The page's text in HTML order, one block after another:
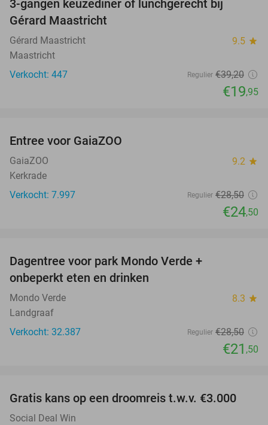
3-gangen keuzediner of lunchgerecht bij
Gérard Maastricht
Gérard Maastricht 9.5 star
Maastricht
Verkocht: 447
Regulier €39,20
€19,95
Entree voor GaiaZOO
GaiaZOO 9.2 star
Kerkrade
Verkocht: 7.997
Regulier €28,50
€24,50
Dagentree voor park Mondo Verde +
onbeperkt eten en drinken
Mondo Verde 8.3 star
Landgraaf
Verkocht: 32.387
Regulier €28,50
€21 ,50
Gratis kans op een droomreis t.w.v. €3.000
Social Deal Win